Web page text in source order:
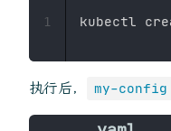
kubectl
1
执行后， my-config